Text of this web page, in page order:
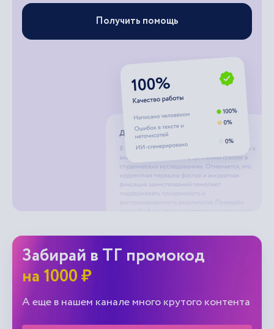
Получить помощь
Забирай в ТГ промокод
на 1000 ₽
А еще в нашем канале много крутого контента